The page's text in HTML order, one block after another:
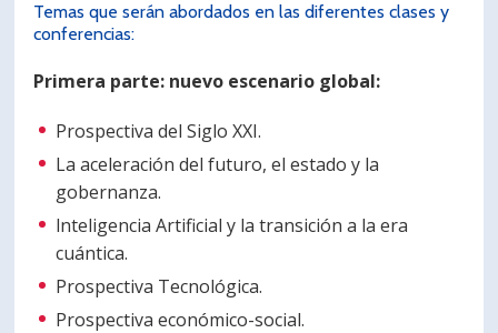
Temas que serán abordados en las diferentes clases y
conferencias:
Primera parte: nuevo escenario global:
Prospectiva del Siglo XXI.
La aceleración del futuro, el estado y la
gobernanza.
lnteligencia Artificial y la transición a la era
cuántica.
Prospectiva Tecnológica.
Prospectiva económico-social.